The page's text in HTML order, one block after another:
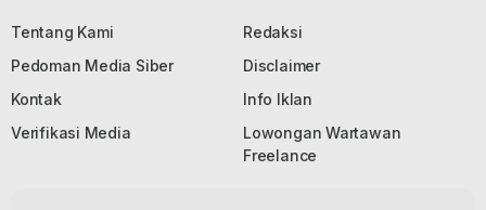
Tentang Kami
Redaksi
Pedoman Media Siber
Disclaimer
Kontak
Info Iklan
Verifikasi Media
Lowongan Wartawan
Freelance